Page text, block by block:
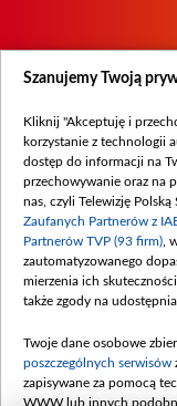
Szanujemy Twoją
Kliknij "Akceptuję i
korzystanie z technologii
dostęp do informacji na
przechowywanie oraz na
nas, czyli Telewizję Polską
Zaufanych Partnerów z
Partnerów TVP (93 firm) ,
zautomatyzowanego
mierzenia ich
także zgody na
Twoje dane osobowe
poszczególnych serwisów
zapisywane za pomocą
WWW lub innych